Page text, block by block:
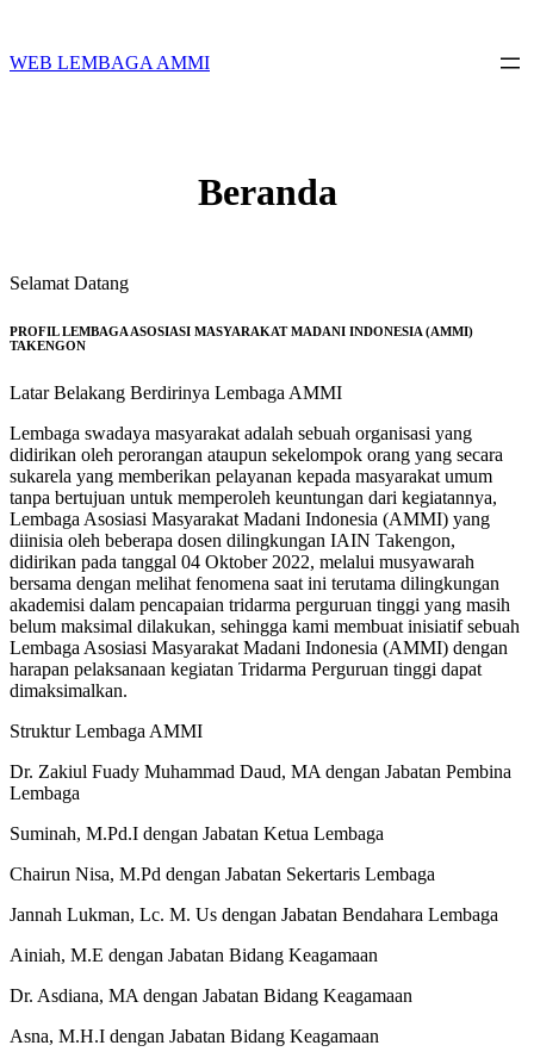
content
WEB LEMBAGA AMMI
Beranda
Selamat Datang
PROFIL LEMBAGA ASOSIASI MASYARAKAT MADANI INDONESIA (AMMI)
TAKENGON
Latar Belakang Berdirinya Lembaga AMMI
Lembaga swadaya masyarakat adalah sebuah organisasi yang
didirikan oleh perorangan ataupun sekelompok orang yang secara
sukarela yang memberikan pelayanan kepada masyarakat umum
tanpa bertujuan untuk memperoleh keuntungan dari kegiatannya,
Lembaga Asosiasi Masyarakat Madani Indonesia (AMMI) yang
diinisia oleh beberapa dosen dilingkungan IAIN Takengon,
didirikan pada tanggal 04 Oktober 2022, melalui musyawarah
bersama dengan melihat fenomena saat ini terutama dilingkungan
akademisi dalam pencapaian tridarma perguruan tinggi yang masih
belum maksimal dilakukan, sehingga kami membuat inisiatif sebuah
Lembaga Asosiasi Masyarakat Madani Indonesia (AMMI) dengan
harapan pelaksanaan kegiatan Tridarma Perguruan tinggi dapat
dimaksimalkan.
Struktur Lembaga AMMI
Dr. Zakiul Fuady Muhammad Daud, MA dengan Jabatan Pembina
Lembaga
Suminah, M.Pd.I dengan Jabatan Ketua Lembaga
Chairun Nisa, M.Pd dengan Jabatan Sekertaris Lembaga
Jannah Lukman, Lc. M. Us dengan Jabatan Bendahara Lembaga
Ainiah, M.E dengan Jabatan Bidang Keagamaan
Dr. Asdiana, MA dengan Jabatan Bidang Keagamaan
Asna, M.H.I dengan Jabatan Bidang Keagamaan